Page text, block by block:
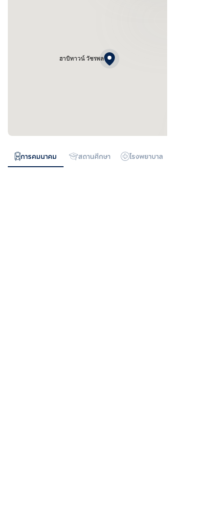
ฮาบิทาวน์ วัชรพล
การคมนาคม สถานศึกษา โรงพยาบาล